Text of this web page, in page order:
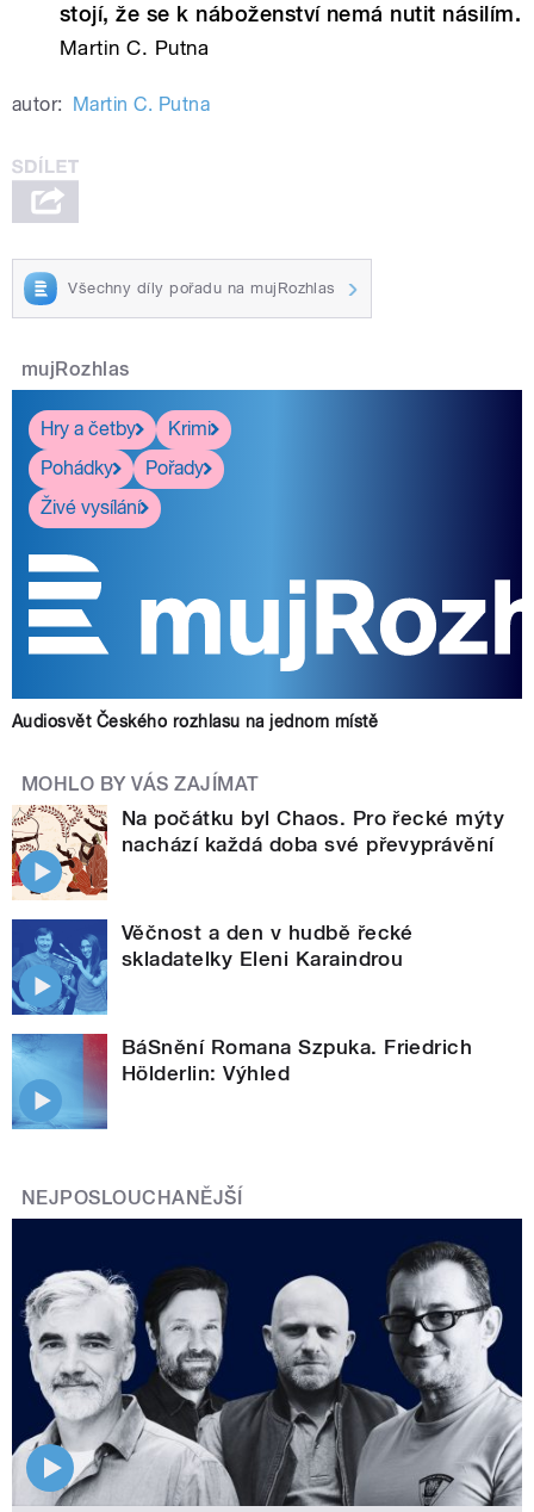
stojí, že se k náboženství nemá nutit násilím.
Martin C. Putna
autor: Martin C. Putna
Všechny díly pořadu na mujRozhlas
mujRozhlas
Hry a četby
Krimi
Pohádky
Pořady
Živé vysílání
Audiosvět Českého rozhlasu na jednom místě
MOHLO BY VÁS ZAJÍMAT
Na počátku byl Chaos. Pro řecké mýty
nachází každá doba své převyprávění
Věčnost a den v hudbě řecké
skladatelky Eleni Karaindrou
BáSnění Romana Szpuka. Friedrich
Hölderlin: Výhled
NEJPOSLOUCHANĚJŠÍ